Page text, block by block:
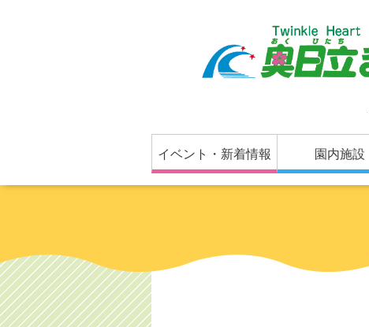
イベント・新着情報 園内施設